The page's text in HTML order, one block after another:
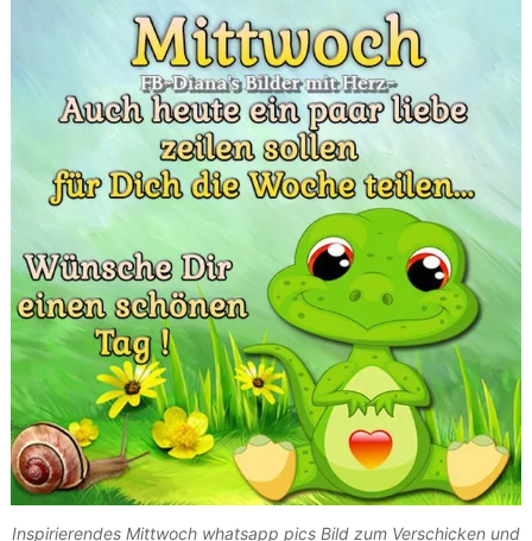
Inspirierendes Mittwoch whatsapp pics Bild zum Verschicken und